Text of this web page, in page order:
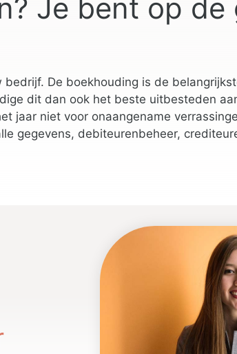
Je bent op de
De boekhouding is de
dit dan ook het beste uitbesteden
jaar niet voor onaangename
gegevens, debiteurenbeheer,